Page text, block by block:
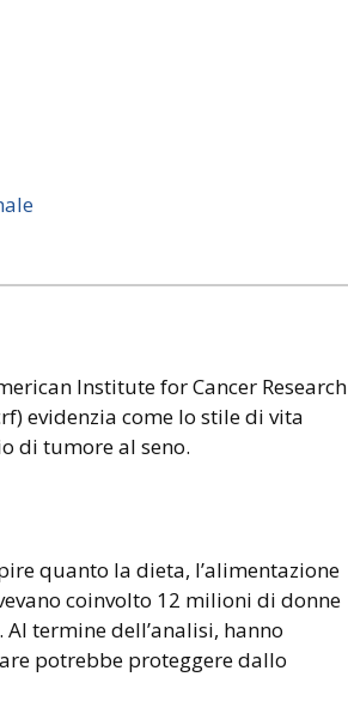
Institute for Cancer Research
evidenzia come lo stile di vita
di tumore al seno.
quanto la dieta, l’alimentazione
coinvolto 12 milioni di donne
termine dell’analisi, hanno
potrebbe proteggere dallo